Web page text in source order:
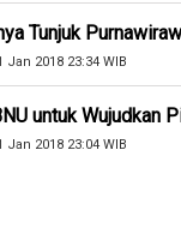
Tunjuk
Jan 2018 23:34 WIB
untuk Wujudkan
Jan 2018 23:04 WIB